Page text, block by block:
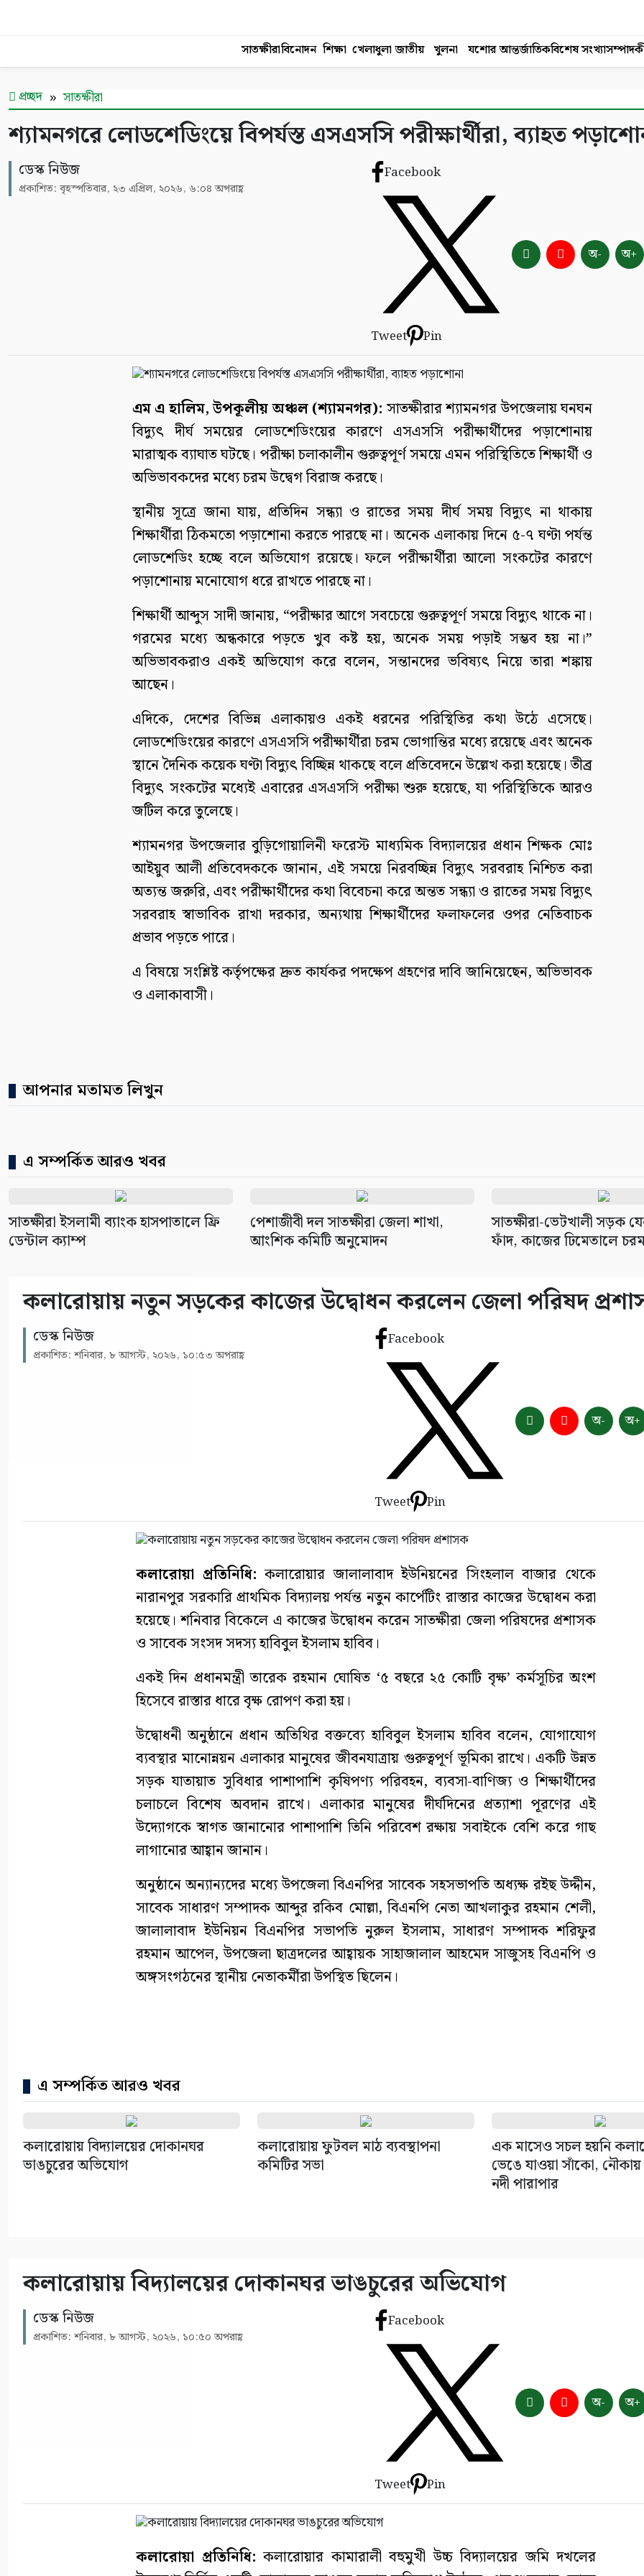
সাতক্ষীরাবিনোদন শিক্ষা খেলাধুলা জাতীয় খুলনা যশোর আন্তর্জাতিকবিশেষ সংখ্যা
প্রচ্ছদ সাতক্ষীরা
শ্যামনগরে লোডশেডিংয়ে বিপর্যস্ত এসএসসি পরীক্ষার্থীরা, ব্যাহত
ডেস্ক নিউজ
প্রকাশিত: বৃহস্পতিবার, ২৩ এপ্রিল, ২০২৬, ৬:০৪ অপরাহ্ণ
Facebook
Tweet Pin
অ- অ+
এম এ হালিম, উপকূলীয় অঞ্চল (শ্যামনগর): সাতক্ষীরার শ্যামনগর উপজেলায় ঘনঘন
বিদ্যুৎ দীর্ঘ সময়ের লোডশেডিংয়ের কারণে এসএসসি পরীক্ষার্থীদের পড়াশোনায়
মারাত্মক ব্যাঘাত ঘটছে। পরীক্ষা চলাকালীন গুরুত্বপূর্ণ সময়ে এমন পরিস্থিতিতে শিক্ষার্থী ও
অভিভাবকদের মধ্যে চরম উদ্বেগ বিরাজ করছে।
স্থানীয় সূত্রে জানা যায়, প্রতিদিন সন্ধ্যা ও রাতের সময় দীর্ঘ সময় বিদ্যুৎ না থাকায়
শিক্ষার্থীরা ঠিকমতো পড়াশোনা করতে পারছে না। অনেক এলাকায় দিনে ৫-৭ ঘণ্টা পর্যন্ত
লোডশেডিং হচ্ছে বলে অভিযোগ রয়েছে। ফলে পরীক্ষার্থীরা আলো সংকটের কারণে
পড়াশোনায় মনোযোগ ধরে রাখতে পারছে না।
শিক্ষার্থী আব্দুস সাদী জানায়, “পরীক্ষার আগে সবচেয়ে গুরুত্বপূর্ণ সময়ে বিদ্যুৎ থাকে না।
গরমের মধ্যে অন্ধকারে পড়তে খুব কষ্ট হয়, অনেক সময় পড়াই সম্ভব হয় না।”
অভিভাবকরাও একই অভিযোগ করে বলেন, সন্তানদের ভবিষ্যৎ নিয়ে তারা শঙ্কায়
আছেন।
এদিকে, দেশের বিভিন্ন এলাকায়ও একই ধরনের পরিস্থিতির কথা উঠে এসেছে।
লোডশেডিংয়ের কারণে এসএসসি পরীক্ষার্থীরা চরম ভোগান্তির মধ্যে রয়েছে এবং অনেক
স্থানে দৈনিক কয়েক ঘণ্টা বিদ্যুৎ বিচ্ছিন্ন থাকছে বলে প্রতিবেদনে উল্লেখ করা হয়েছে। তীব্র
বিদ্যুৎ সংকটের মধ্যেই এবারের এসএসসি পরীক্ষা শুরু হয়েছে, যা পরিস্থিতিকে আরও
জটিল করে তুলেছে।
শ্যামনগর উপজেলার বুড়িগোয়ালিনী ফরেস্ট মাধ্যমিক বিদ্যালয়ের প্রধান শিক্ষক মোঃ
আইয়ুব আলী প্রতিবেদককে জানান, এই সময়ে নিরবচ্ছিন্ন বিদ্যুৎ সরবরাহ নিশ্চিত করা
অত্যন্ত জরুরি, এবং পরীক্ষার্থীদের কথা বিবেচনা করে অন্তত সন্ধ্যা ও রাতের সময় বিদ্যুৎ
সরবরাহ স্বাভাবিক রাখা দরকার, অন্যথায় শিক্ষার্থীদের ফলাফলের ওপর নেতিবাচক
প্রভাব পড়তে পারে।
এ বিষয়ে সংশ্লিষ্ট কর্তৃপক্ষের দ্রুত কার্যকর পদক্ষেপ গ্রহণের দাবি জানিয়েছেন, অভিভাবক
ও এলাকাবাসী।
আপনার মতামত লিখুন
এ সম্পর্কিত আরও খবর
সাতক্ষীরা ইসলামী ব্যাংক হাসপাতালে ফ্রি
ডেন্টাল ক্যাম্প
পেশাজীবী দল সাতক্ষীরা জেলা শাখা,
আংশিক কমিটি অনুমোদন
সাতক্ষীরা-ভেটখালী সড়ক
ফাঁদ, কাজের ঢিমেতালে
কলারোয়ায় নতুন সড়কের কাজের উদ্বোধন করলেন জেলা পরিষদ
ডেস্ক নিউজ
প্রকাশিত: শনিবার, ৮ আগস্ট, ২০২৬, ১০:৫৩ অপরাহ্ণ
Facebook
Tweet Pin
অ- অ+
কলারোয়া প্রতিনিধি: কলারোয়ার জালালাবাদ ইউনিয়নের সিংহলাল বাজার থেকে
নারানপুর সরকারি প্রাথমিক বিদ্যালয় পর্যন্ত নতুন কার্পেটিং রাস্তার কাজের উদ্বোধন করা
হয়েছে। শনিবার বিকেলে এ কাজের উদ্বোধন করেন সাতক্ষীরা জেলা পরিষদের প্রশাসক
ও সাবেক সংসদ সদস্য হাবিবুল ইসলাম হাবিব।
একই দিন প্রধানমন্ত্রী তারেক রহমান ঘোষিত ‘৫ বছরে ২৫ কোটি বৃক্ষ’ কর্মসূচির অংশ
হিসেবে রাস্তার ধারে বৃক্ষ রোপণ করা হয়।
উদ্বোধনী অনুষ্ঠানে প্রধান অতিথির বক্তব্যে হাবিবুল ইসলাম হাবিব বলেন, যোগাযোগ
ব্যবস্থার মানোন্নয়ন এলাকার মানুষের জীবনযাত্রায় গুরুত্বপূর্ণ ভূমিকা রাখে। একটি উন্নত
সড়ক যাতায়াত সুবিধার পাশাপাশি কৃষিপণ্য পরিবহন, ব্যবসা-বাণিজ্য ও শিক্ষার্থীদের
চলাচলে বিশেষ অবদান রাখে। এলাকার মানুষের দীর্ঘদিনের প্রত্যাশা পূরণের এই
উদ্যোগকে স্বাগত জানানোর পাশাপাশি তিনি পরিবেশ রক্ষায় সবাইকে বেশি করে গাছ
লাগানোর আহ্বান জানান।
অনুষ্ঠানে অন্যান্যদের মধ্যে উপজেলা বিএনপির সাবেক সহসভাপতি অধ্যক্ষ রইছ উদ্দীন,
সাবেক সাধারণ সম্পাদক আব্দুর রকিব মোল্লা, বিএনপি নেতা আখলাকুর রহমান শেলী,
জালালাবাদ ইউনিয়ন বিএনপির সভাপতি নুরুল ইসলাম, সাধারণ সম্পাদক শরিফুর
রহমান আপেল, উপজেলা ছাত্রদলের আহ্বায়ক সাহাজালাল আহমেদ সাজুসহ বিএনপি ও
অঙ্গসংগঠনের স্থানীয় নেতাকর্মীরা উপস্থিত ছিলেন।
এ সম্পর্কিত আরও খবর
কলারোয়ায় বিদ্যালয়ের দোকানঘর
ভাঙচুরের অভিযোগ
কলারোয়ায় ফুটবল মাঠ ব্যবস্থাপনা
কমিটির সভা
এক মাসেও সচল হয়নি
ভেঙে যাওয়া সাঁকো,
নদী পারাপার
কলারোয়ায় বিদ্যালয়ের দোকানঘর ভাঙচুরের অভিযোগ
ডেস্ক নিউজ
প্রকাশিত: শনিবার, ৮ আগস্ট, ২০২৬, ১০:৫০ অপরাহ্ণ
Facebook
Tweet Pin
অ- অ+
কলারোয়া প্রতিনিধি: কলারোয়ার কামারালী বহুমুখী উচ্চ বিদ্যালয়ের জমি দখলের